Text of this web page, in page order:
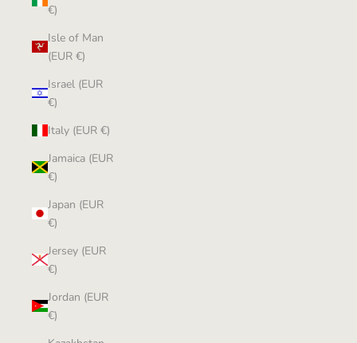
€)
Isle of Man
(EUR €)
Israel (EUR
€)
Italy (EUR €)
Jamaica (EUR
€)
Japan (EUR
€)
Jersey (EUR
€)
Jordan (EUR
€)